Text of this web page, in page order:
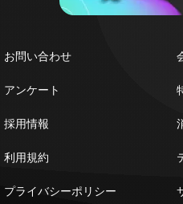
お問い合わせ
アンケート
採用情報
利用規約
プライバシーポリシー